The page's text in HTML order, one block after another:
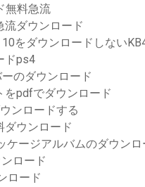
無料急流
流ダウンロード
をダウンロードしない
ドps4
のダウンロード
をpdfでダウンロード
ンロードする
ウンロード
ケージアルバムのダウンロ
ロード
ロード